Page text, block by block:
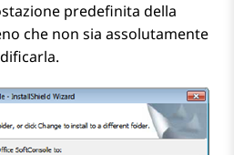
predefinita della
che non sia assolutamente